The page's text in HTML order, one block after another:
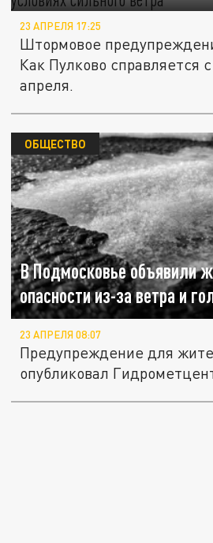
23 АПРЕЛЯ 17:25
Штормовое
Как Пулково справляется
апреля.
В Подмосковье объявили
опасности из-за ветра и
ОБЩЕСТВО
23 АПРЕЛЯ 08:07
Предупреждение для
опубликовал